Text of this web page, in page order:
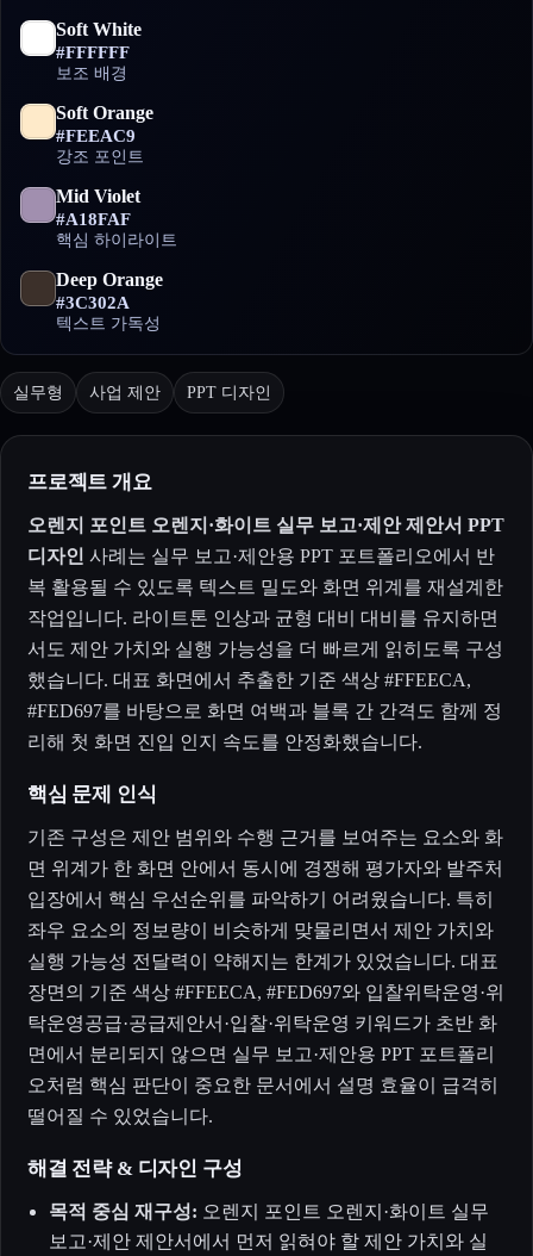
Soft White
#FFFFFF
보조 배경
Soft Orange
#FEEAC9
강조 포인트
Mid Violet
#A18FAF
핵심 하이라이트
Deep Orange
#3C302A
텍스트 가독성
실무형 사업 제안 PPT 디자인
프로젝트 개요
오렌지 포인트 오렌지·화이트 실무 보고·제안 제안서 PPT
디자인 사례는 실무 보고·제안용 PPT 포트폴리오에서 반
복 활용될 수 있도록 텍스트 밀도와 화면 위계를 재설계한
작업입니다. 라이트톤 인상과 균형 대비 대비를 유지하면
서도 제안 가치와 실행 가능성을 더 빠르게 읽히도록 구성
했습니다. 대표 화면에서 추출한 기준 색상 #FFEECA,
#FED697를 바탕으로 화면 여백과 블록 간 간격도 함께 정
리해 첫 화면 진입 인지 속도를 안정화했습니다.
핵심 문제 인식
기존 구성은 제안 범위와 수행 근거를 보여주는 요소와 화
면 위계가 한 화면 안에서 동시에 경쟁해 평가자와 발주처
입장에서 핵심 우선순위를 파악하기 어려웠습니다. 특히
좌우 요소의 정보량이 비슷하게 맞물리면서 제안 가치와
실행 가능성 전달력이 약해지는 한계가 있었습니다. 대표
장면의 기준 색상 #FFEECA, #FED697와 입찰위탁운영·위
탁운영공급·공급제안서·입찰·위탁운영 키워드가 초반 화
면에서 분리되지 않으면 실무 보고·제안용 PPT 포트폴리
오처럼 핵심 판단이 중요한 문서에서 설명 효율이 급격히
떨어질 수 있었습니다.
해결 전략 & 디자인 구성
목적 중심 재구성: 오렌지 포인트 오렌지·화이트 실무
보고·제안 제안서에서 먼저 읽혀야 할 제안 가치와 실